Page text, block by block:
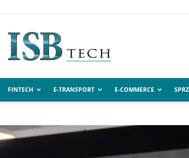
ISBtech.pl
FINTECH E-TRANSPORT E-COMMERCE